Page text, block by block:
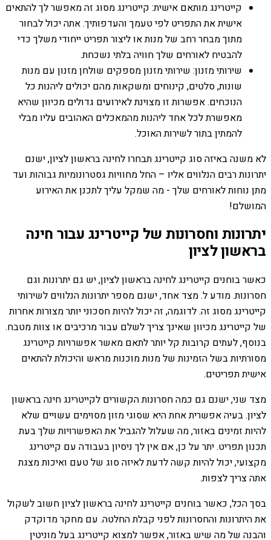
קייטרינג מותאם אישית: קייטרינג מסוג זה מאפשר לך להתאים
אישית את התפריט לפי טעמך והעדפותיך. אתה יכול לבחור
מתוך מבחר רחב של מנות או ליצור תפריט ייחודי משלך כדי
להבטיח לאורחים שלך חוויה בלתי נשכחת.
שירותי מזנון: שירותי מזנון מספקים שולחן מזנון עם מנות
שונות, סלטים, קינוחים ומשקאות מהם יכולים ליהנות כל
הנוכחים. אפשרות זו מצוינת לאירועים גדולים מכיוון שהיא
מאפשרת לכל אחד ליהנות מהמאכלים האהובים עליו מבלי
להמתין בתור לשירות האוכל.
לא משנה באיזה סוג קייטרינג תבחרו לחינה בראשון לציון, ישנם
יתרונות רבים הנלווים אליו – החל מחוויות גסטרונומיות גבוהות ועד
מתן נוחות לאורחים שלך - מה שמקל עליך לתכנן את האירוע
המושלם!
יתרונות וחסרונות של קייטרינג עבור חינה
בראשון לציון
כאשר בוחנים קייטרינג לחינה בראשון לציון, יש גם יתרונות וגם
חסרונות. מודע ל. מצד אחד, ישנם מספר יתרונות הנלווים לשירותי
קייטרינג מסוג זה. לדוגמה, זה יכול להיות חסכוני יותר מצורות אחרות
של קייטרינג מכיוון שאינך צריך לשלם עבור מרכיבים או צוות מטבח.
בנוסף, לעתים קרובות קל יותר לתאם מאשר אפשרויות קייטרינג
מסורתיות בשל הזמינות של מנות מוכנות מראש והיכולת להתאים
אישית תפריטים.
מצד שני, ישנם גם כמה חסרונות הקשורים לקייטרינג חינה בראשון
לציון. בעיה אפשרית אחת היא שסוגי מזון מסוימים עשויים שלא
להיות זמינים באזור, מה שעלול להגביל את האפשרויות שלך בעת
תכנון תפריט. יתר על כן, אם אין לך ניסיון בעבודה עם קייטרינג
מקצועי, יכול להיות קשה לדעת לאיזה סוג של טעם ואיכות מצגת
אתה צריך לצפות.
בסך הכל, כאשר בוחנים קייטרינג לחינה בראשון לציון חשוב לשקול
את היתרונות והחסרונות לפני קבלת החלטה. עם מחקר מדוקדק
והבנה של מה שיש באזור, אפשר למצוא קייטרינג בעל מוניטין